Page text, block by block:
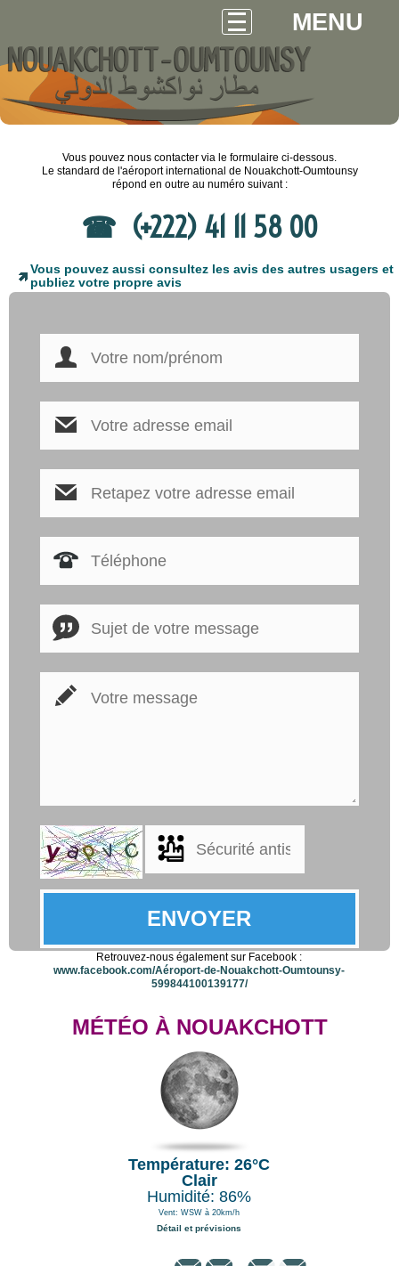
MENU
Vous pouvez nous contacter via le formulaire ci-dessous.
Le standard de l'aéroport international de Nouakchott-Oumtounsy
répond en outre au numéro suivant :
(+222) 41 11 58 00
Vous pouvez aussi consultez les avis des autres usagers et
publiez votre propre avis
Retrouvez-nous également sur Facebook :
www.facebook.com/Aéroport-de-Nouakchott-Oumtounsy-
599844100139177/
MÉTÉO À NOUAKCHOTT
Température: 26°C
Clair
Humidité: 86%
Vent: WSW à 20km/h
Détail et prévisions